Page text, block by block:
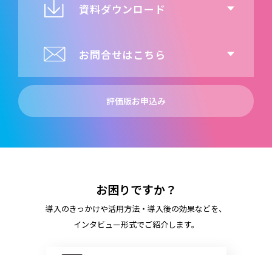
資料ダウンロード
お問合せはこちら
評価版お申込み
お困りですか？
導入のきっかけや活用方法・導入後の効果などを、
インタビュー形式でご紹介します。